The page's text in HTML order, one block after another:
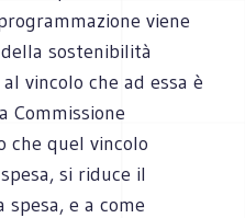
viene
sostenibilità
vincolo che ad essa è
Commissione
che quel vincolo
si riduce il
e a come